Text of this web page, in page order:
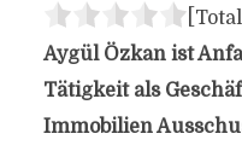
Aygül Özkan ist
Tätigkeit als
Immobilien